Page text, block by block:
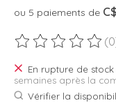
ou 5 paiements de
Ce produit est
En rupture de stock
semaines après la
Vérifier la